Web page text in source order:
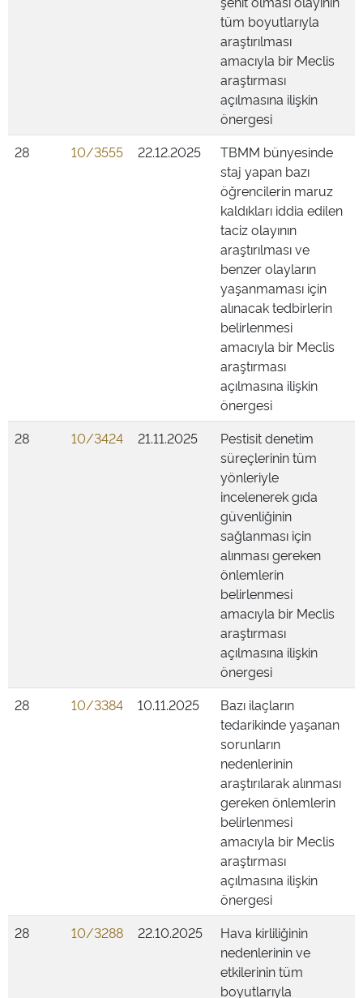
tüm boyutlarıyla
araştırılması
amacıyla bir Meclis
araştırması
açılmasına ilişkin
önergesi
28
10/3555 22.12.2025
TBMM bünyesinde
staj yapan bazı
öğrencilerin maruz
kaldıkları iddia edilen
taciz olayının
araştırılması ve
benzer olayların
yaşanmaması için
alınacak tedbirlerin
belirlenmesi
amacıyla bir Meclis
araştırması
açılmasına ilişkin
önergesi
28
10/3424 21.11.2025
Pestisit denetim
süreçlerinin tüm
yönleriyle
incelenerek gıda
güvenliğinin
sağlanması için
alınması gereken
önlemlerin
belirlenmesi
amacıyla bir Meclis
araştırması
açılmasına ilişkin
önergesi
28
10/3384 10.11.2025
Bazı ilaçların
tedarikinde yaşanan
sorunların
nedenlerinin
araştırılarak alınması
gereken önlemlerin
belirlenmesi
amacıyla bir Meclis
araştırması
açılmasına ilişkin
önergesi
28
10/3288 22.10.2025
Hava kirliliğinin
nedenlerinin ve
etkilerinin tüm
boyutlarıyla